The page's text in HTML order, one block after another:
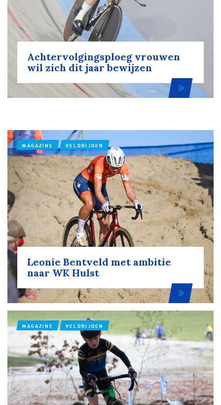
Achtervolgingsploeg vrouwen
wil zich dit jaar bewijzen
MAGAZINE VELDRIJDEN
Leonie Bentveld met ambitie
naar WK Hulst
MAGAZINE VELDRIJDEN